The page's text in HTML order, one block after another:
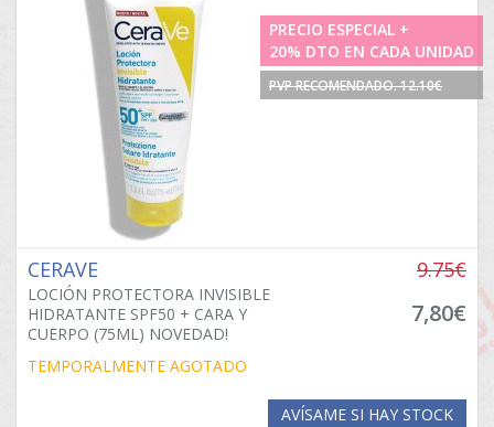
PRECIO ESPECIAL +
20% DTO EN CADA UNIDAD
PVP RECOMENDADO. 12.10€
CERAVE
LOCIÓN PROTECTORA INVISIBLE
HIDRATANTE SPF50 + CARA Y
CUERPO (75ML) NOVEDAD!
9.75€
7,80€
TEMPORALMENTE AGOTADO
AVÍSAME SI HAY STOCK